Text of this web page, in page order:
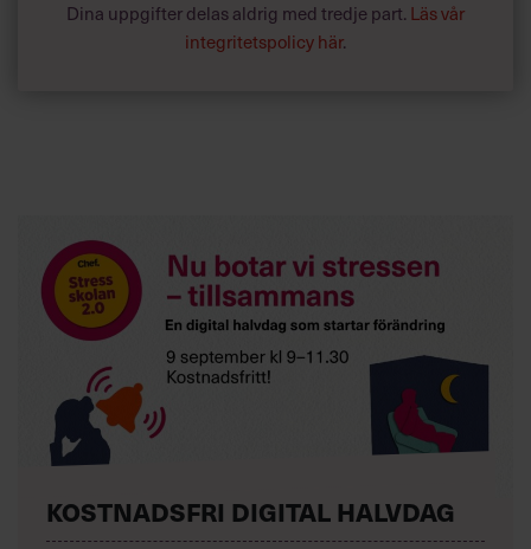
Dina uppgifter delas aldrig med tredje part. Läs vår
integritetspolicy här.
KOSTNADSFRI DIGITAL HALVDAG